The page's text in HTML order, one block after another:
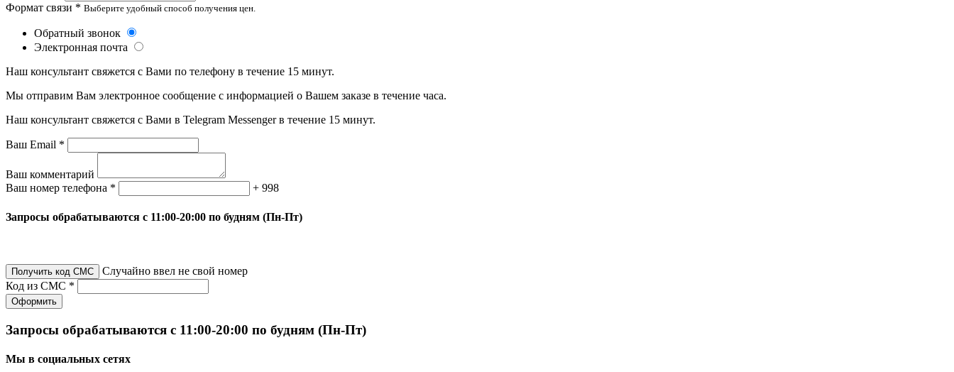
Формат связи * Выберите удобный способ получения цен.
Обратный звонок
Электронная почта
Наш консультант свяжется с Вами по телефону в течение 15 минут.
Мы отправим Вам электронное сообщение с информацией о Вашем заказе в течение часа.
Наш консультант свяжется с Вами в Telegram Messenger в течение 15 минут.
Ваш Email *
Ваш комментарий
Ваш номер телефона *
+ 998
Запросы обрабатываются с 11:00-20:00 по будням (Пн-Пт)
Получить код СМС
Случайно ввел не свой номер
Код из СМС *
Оформить
Запросы обрабатываются с 11:00-20:00 по будням (Пн-Пт)
Мы в социальных сетях